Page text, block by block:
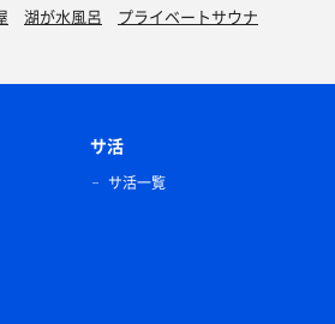
湖が水風呂 プライベートサウナ
サ活
サ活一覧